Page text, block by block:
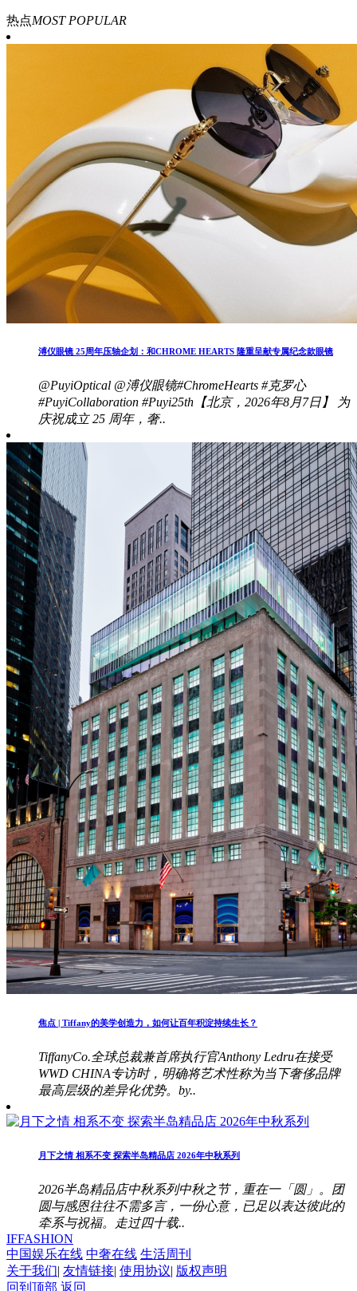
热点MOST POPULAR
溥仪眼镜 25周年压轴企划：和CHROME HEARTS 隆重呈献专属纪念款眼镜
@PuyiOptical @溥仪眼镜#ChromeHearts #克罗心
#PuyiCollaboration #Puyi25th【北京，2026年8月7日】 为
庆祝成立 25 周年，奢..
焦点 | Tiffany的美学创造力，如何让百年积淀持续生长？
TiffanyCo.全球总裁兼首席执行官Anthony Ledru在接受
WWD CHINA专访时，明确将艺术性称为当下奢侈品牌
最高层级的差异化优势。by..
月下之情 相系不变 探索半岛精品店 2026年中秋系列
2026半岛精品店中秋系列中秋之节，重在一「圆」。团
圆与感恩往往不需多言，一份心意，已足以表达彼此的
牵系与祝福。走过四十载..
IFFASHION
中国娱乐在线 中奢在线 生活周刊
关于我们| 友情链接| 使用协议| 版权声明
回到顶部 返回